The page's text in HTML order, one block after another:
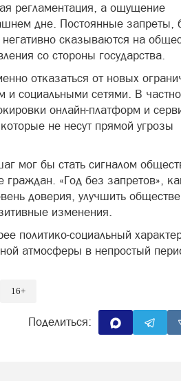
регламентация, а ощущение
дне. Постоянные запреты,
сказываются на
со стороны государства.
отказаться от новых
и социальными сетями. В
онлайн-платформ и
не несут прямой угрозы
мог бы стать сигналом
граждан. «Год без запретов»,
доверия, улучшить
изменения.
политико-социальный
атмосферы в непростый
16+
Поделиться: